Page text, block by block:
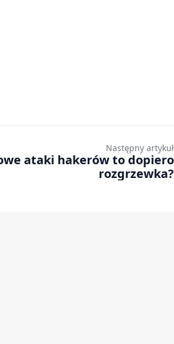
Następny artykuł
ataki hakerów to dopiero
rozgrzewka?